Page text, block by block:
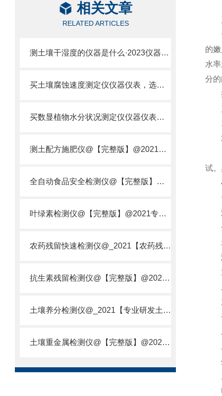
相关文章
RELATED ARTICLES
测土壤干湿度的仪器是什么·2023仪器仪表·云唐土壤干湿度检测仪器设备
买土壤腐蚀速度测定仪仪器仪表，选【云唐新款】土壤腐蚀速度测定仪
买数显植物水分状况测定仪仪器仪表，就来山东云唐精品货源
测土配方施肥仪@【完整版】@2021专业测土配方施肥仪器仪表
全自动食品安全检测仪@【完整版】@2021专业全自动食品检测仪器仪表
叶绿素检测仪@【完整版】@2021专业叶绿素检测仪器仪表
农药残留快速检测仪@_2021【农药残留检测仪器仪表DE原理】
抗生素残留检测仪@【完整版】@2021专业抗生素残留检测仪器仪表
土壤养分检测仪@_2021【专业研发土壤养分快速检测仪器仪表厂】
土壤重金属检测仪@【完整版】@2021专业土壤重金属快速检测仪器仪表
产
的
水
分
执
产
1
2
3
试
4
测
分
示
测
返
加
变
外
电